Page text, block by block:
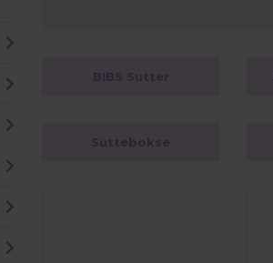
BIBS Sutter
Suttebokse